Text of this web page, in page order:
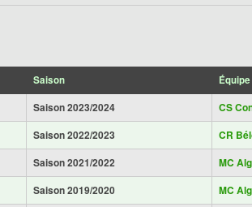
Saison Équipe
Saison 2023/2024 CS
Saison 2022/2023 CR
Saison 2021/2022 MC
Saison 2019/2020 MC